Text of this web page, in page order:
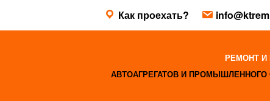
content
Как проехать?
РЕМОНТ И
АВТОАГРЕГАТОВ И ПРОМЫШЛЕННОГО